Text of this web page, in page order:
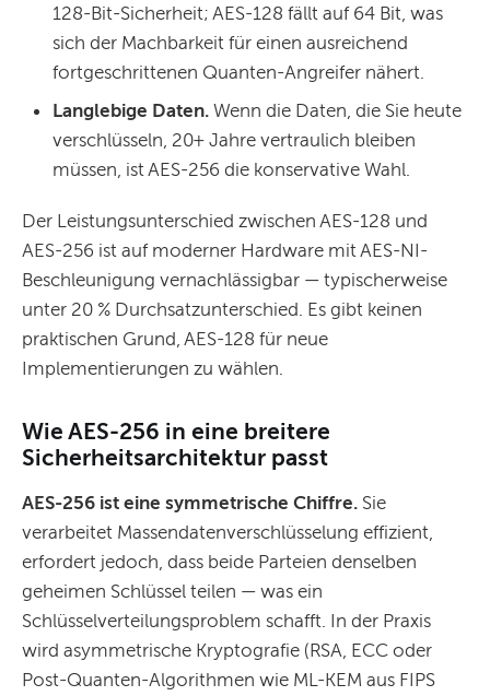
128-Bit-Sicherheit; AES-128 fällt auf 64 Bit, was
sich der Machbarkeit für einen ausreichend
fortgeschrittenen Quanten-Angreifer nähert.
Langlebige Daten. Wenn die Daten, die Sie heute
verschlüsseln, 20+ Jahre vertraulich bleiben
müssen, ist AES-256 die konservative Wahl.
Der Leistungsunterschied zwischen AES-128 und
AES-256 ist auf moderner Hardware mit AES-NI-
Beschleunigung vernachlässigbar — typischerweise
unter 20 % Durchsatzunterschied. Es gibt keinen
praktischen Grund, AES-128 für neue
Implementierungen zu wählen.
Wie AES-256 in eine breitere
Sicherheitsarchitektur passt
AES-256 ist eine symmetrische Chiffre. Sie
verarbeitet Massendatenverschlüsselung effizient,
erfordert jedoch, dass beide Parteien denselben
geheimen Schlüssel teilen — was ein
Schlüsselverteilungsproblem schafft. In der Praxis
wird asymmetrische Kryptografie (RSA, ECC oder
Post-Quanten-Algorithmen wie ML-KEM aus FIPS